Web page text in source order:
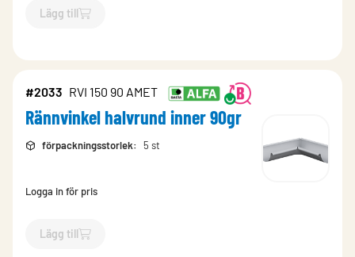
Lägg till
`$Lägg till
#2033 RVI 150 90 AMET
Rännvinkel halvrund inner 90gr
förpackningsstorlek: 5 st
Logga in för pris
Lägg till
`$Lägg till